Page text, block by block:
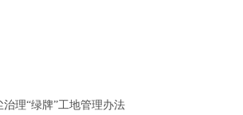
理“绿牌”工地管理办法